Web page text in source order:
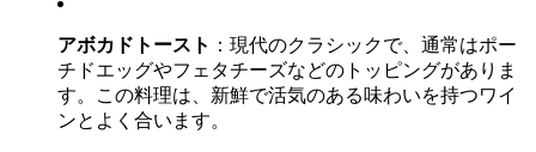
アボカドトースト ：現代のクラシックで、通常はポー
チドエッグやフェタチーズなどのトッピングがありま
す。この料理は、新鮮で活気のある味わいを持つワイ
ンとよく合います。